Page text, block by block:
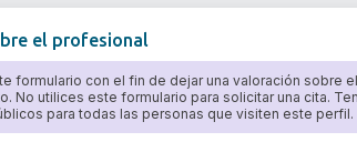
el profesional
formulario con el fin de dejar una valoración sobre
No utilices este formulario para solicitar una cita.
para todas las personas que visiten este perfil.